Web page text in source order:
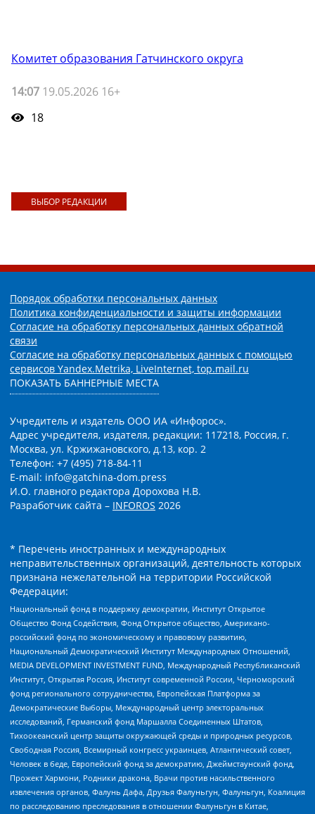
Комитет образования Гатчинского округа
14:07 19.05.2026 16+
18
ВЫБОР РЕДАКЦИИ
Порядок обработки персональных данных
Политика конфиденциальности и защиты информации
Согласие на обработку персональных данных обратной
связи
Согласие на обработку персональных данных с помощью
сервисов Yandex.Metrika, LiveInternet, top.mail.ru
ПОКАЗАТЬ БАННЕРНЫЕ МЕСТА
Учредитель и издатель ООО ИА «Инфорос».
Адрес учредителя, издателя, редакции: 117218, Россия, г.
Москва, ул. Кржижановского, д.13, кор. 2
Телефон: +7 (495) 718-84-11
E-mail: info@gatchina-dom.press
И.О. главного редактора Дорохова Н.В.
Разработчик сайта – INFOROS 2026
* Перечень иностранных и международных
неправительственных организаций, деятельность которых
признана нежелательной на территории Российской
Федерации:
Национальный фонд в поддержку демократии, Институт Открытое
Общество Фонд Содействия, Фонд Открытое общество, Американо-
российский фонд по экономическому и правовому развитию,
Национальный Демократический Институт Международных Отношений,
MEDIA DEVELOPMENT INVESTMENT FUND, Международный Республиканский
Институт, Открытая Россия, Институт современной России, Черноморский
фонд регионального сотрудничества, Европейская Платформа за
Демократические Выборы, Международный центр электоральных
исследований, Германский фонд Маршалла Соединенных Штатов,
Тихоокеанский центр защиты окружающей среды и природных ресурсов,
Свободная Россия, Всемирный конгресс украинцев, Атлантический совет,
Человек в беде, Европейский фонд за демократию, Джеймстаунский фонд,
Прожект Хармони, Родники дракона, Врачи против насильственного
извлечения органов, Фалунь Дафа, Друзья Фалуньгун, Фалуньгун, Коалиция
по расследованию преследования в отношении Фалуньгун в Китае,